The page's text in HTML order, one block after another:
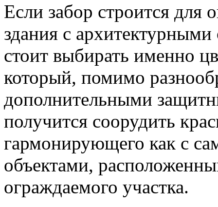
Если забор строится для
здания с
стоит выбирать именно
который, помимо
дополнительными
получится соорудить
гармонирующего как с
объектами,
ограждаемого участка.